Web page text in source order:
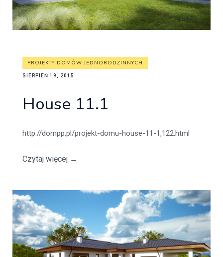
PROJEKTY DOMÓW JEDNORODZINNYCH
SIERPIEŃ 19, 2015
House 11.1
http://dompp.pl/projekt-domu-house-11-1,122.html
Czytaj więcej →